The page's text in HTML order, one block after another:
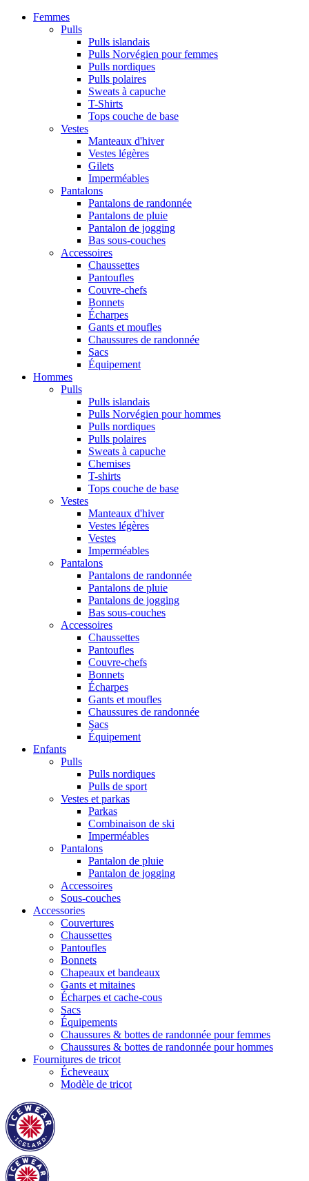
Femmes
Pulls
Pulls islandais
Pulls Norvégien pour femmes
Pulls nordiques
Pulls polaires
Sweats à capuche
T-Shirts
Tops couche de base
Vestes
Manteaux d'hiver
Vestes légères
Gilets
Imperméables
Pantalons
Pantalons de randonnée
Pantalons de pluie
Pantalon de jogging
Bas sous-couches
Accessoires
Chaussettes
Pantoufles
Couvre-chefs
Bonnets
Écharpes
Gants et moufles
Chaussures de randonnée
Sacs
Équipement
Hommes
Pulls
Pulls islandais
Pulls Norvégien pour hommes
Pulls nordiques
Pulls polaires
Sweats à capuche
Chemises
T-shirts
Tops couche de base
Vestes
Manteaux d'hiver
Vestes légères
Vestes
Imperméables
Pantalons
Pantalons de randonnée
Pantalons de pluie
Pantalons de jogging
Bas sous-couches
Accessoires
Chaussettes
Pantoufles
Couvre-chefs
Bonnets
Écharpes
Gants et moufles
Chaussures de randonnée
Sacs
Équipement
Enfants
Pulls
Pulls nordiques
Pulls de sport
Vestes et parkas
Parkas
Combinaison de ski
Imperméables
Pantalons
Pantalon de pluie
Pantalon de jogging
Accessoires
Sous-couches
Accessories
Couvertures
Chaussettes
Pantoufles
Bonnets
Chapeaux et bandeaux
Gants et mitaines
Écharpes et cache-cous
Sacs
Équipements
Chaussures & bottes de randonnée pour femmes
Chaussures & bottes de randonnée pour hommes
Fournitures de tricot
Écheveaux
Modèle de tricot